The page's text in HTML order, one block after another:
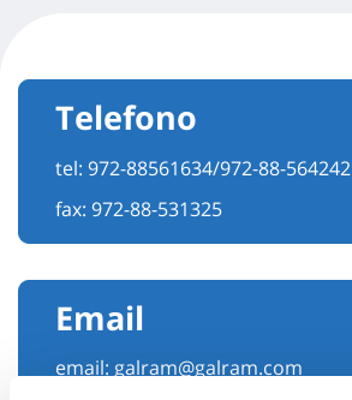
Telefono
tel: 972-88561634/972-88-564242
fax: 972-88-531325
Email
email: galram@galram.com